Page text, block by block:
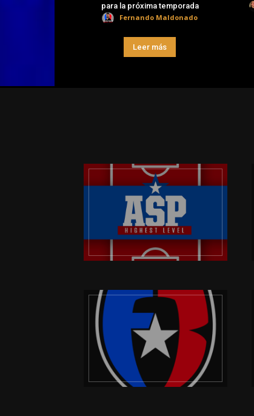
para la próxima temporada
Fernando Maldonado
Leer más